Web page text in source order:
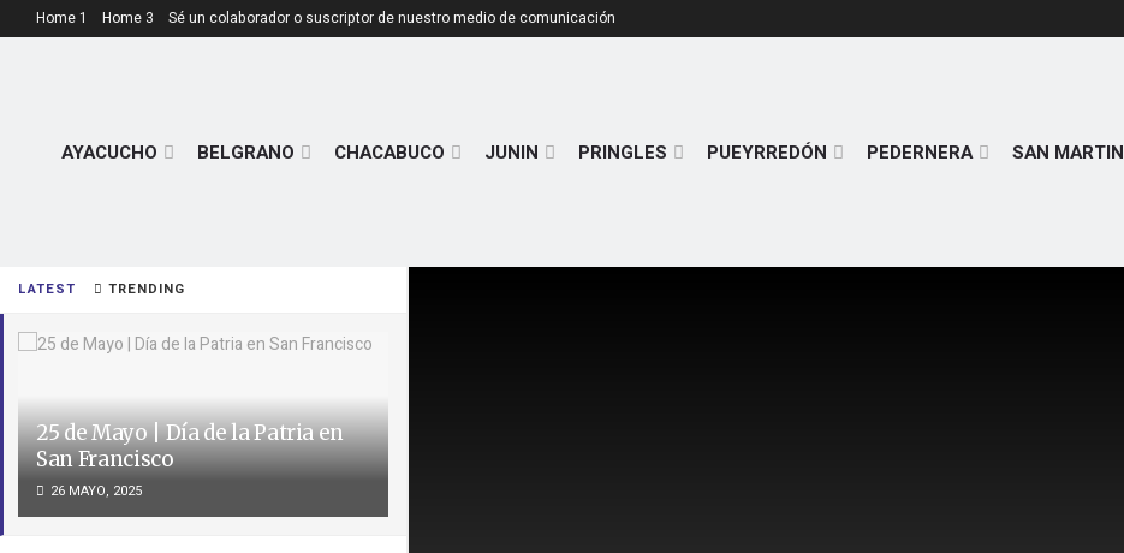
LATEST TRENDING
25 de Mayo | Día de la Patria en
San Francisco
26 MAYO, 2025
Home 1 Home 3 Sé un colaborador o suscriptor de nuestro medio de comunicación
AYACUCHO BELGRANO CHACABUCO JUNIN PRINGLES PUEYRREDÓN PEDERNERA SAN MARTIN